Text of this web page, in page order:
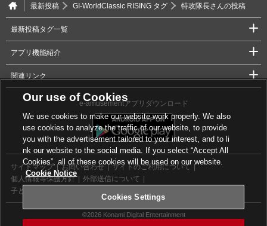
最新投稿 GI-WorldClassic RISING タグ 特攻隊長さんの投稿
最新投稿タグ一覧
アプリ機能紹介
関連リンク
e-amusementアプリダウンロード
サイトマップ お問い合わせ
サイトのご利用について
個人情報等保護方針
外部送信について
子どもの安全基準に関するポリシー
©2026 Konami Digital Entertainment
Our use of Cookies
We use cookies to make our website work properly. We also
use cookies to analyze the traffic of our website, to provide
you with the advertisement tailored to your interest, and to li
nk our website to the social media. If you select “Accept All
Cookies”, all of these cookies will be used on our website.
Cookie Notice
Cookies Settings